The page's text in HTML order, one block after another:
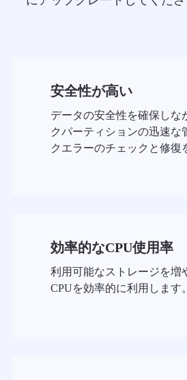
安全性が高い
データの安全性を確保しな
クパーティションの迅速な
クエラーのチェックと修復
効率的なCPU使用率
利用可能なストレージを増
CPUを効率的に利用します。